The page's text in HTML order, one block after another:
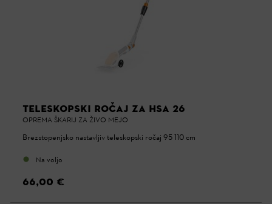
TELESKOPSKI ROČAJ ZA HSA 26
OPREMA ŠKARIJ ZA ŽIVO MEJO
Brezstopenjsko nastavljiv teleskopski ročaj 95-110 cm
Na voljo
66,00 €